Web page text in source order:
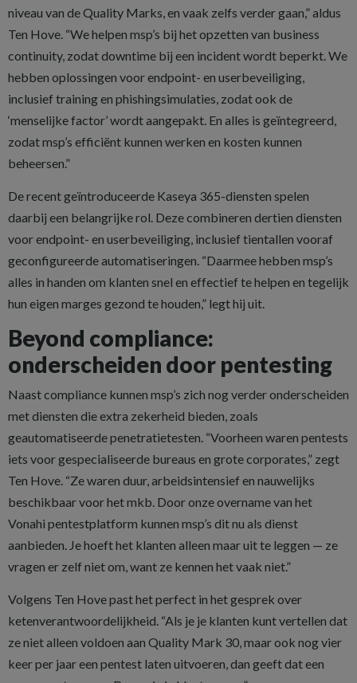
niveau van de Quality Marks, en vaak zelfs verder gaan,” aldus
Ten Hove. “We helpen msp’s bij het opzetten van business
continuity, zodat downtime bij een incident wordt beperkt. We
hebben oplossingen voor endpoint- en userbeveiliging,
inclusief training en phishingsimulaties, zodat ook de
‘menselijke factor’ wordt aangepakt. En alles is geïntegreerd,
zodat msp’s efficiënt kunnen werken en kosten kunnen
beheersen.”
De recent geïntroduceerde Kaseya 365-diensten spelen
daarbij een belangrijke rol. Deze combineren dertien diensten
voor endpoint- en userbeveiliging, inclusief tientallen vooraf
geconfigureerde automatiseringen. “Daarmee hebben msp’s
alles in handen om klanten snel en effectief te helpen en tegelijk
hun eigen marges gezond te houden,” legt hij uit.
Beyond compliance:
onderscheiden door pentesting
Naast compliance kunnen msp’s zich nog verder onderscheiden
met diensten die extra zekerheid bieden, zoals
geautomatiseerde penetratietesten. “Voorheen waren pentests
iets voor gespecialiseerde bureaus en grote corporates,” zegt
Ten Hove. “Ze waren duur, arbeidsintensief en nauwelijks
beschikbaar voor het mkb. Door onze overname van het
Vonahi pentestplatform kunnen msp’s dit nu als dienst
aanbieden. Je hoeft het klanten alleen maar uit te leggen — ze
vragen er zelf niet om, want ze kennen het vaak niet.”
Volgens Ten Hove past het perfect in het gesprek over
ketenverantwoordelijkheid. “Als je je klanten kunt vertellen dat
ze niet alleen voldoen aan Quality Mark 30, maar ook nog vier
keer per jaar een pentest laten uitvoeren, dan geeft dat een